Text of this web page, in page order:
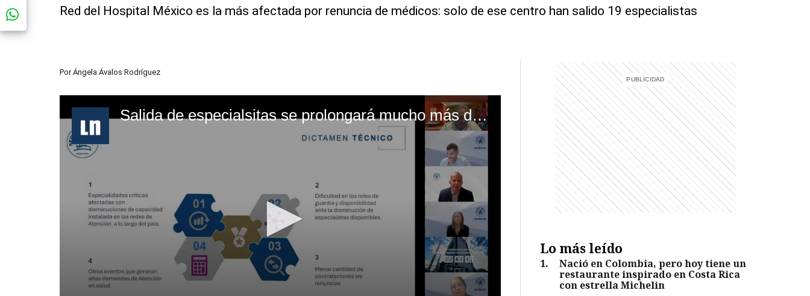
Red del Hospital México es la más afectada por renuncia de médicos: solo de ese centro han salido 19 especialistas
Por Ángela Ávalos Rodríguez
Salida de especialsitas se prolongará mucho más de un mes
Lo más leído
1.
Nació en Colombia, pero hoy tiene un
restaurante inspirado en Costa Rica
con estrella Michelin